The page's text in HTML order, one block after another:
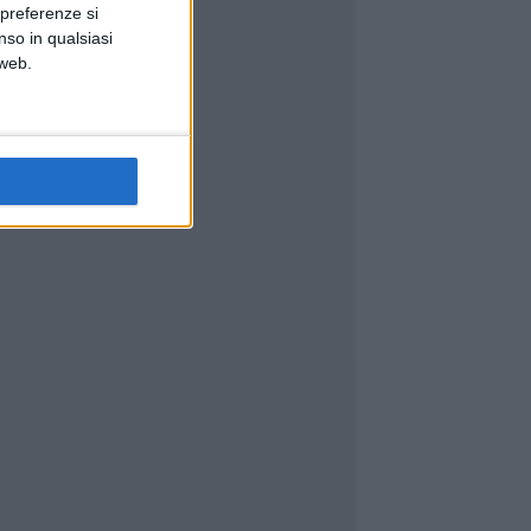
si
in qualsiasi